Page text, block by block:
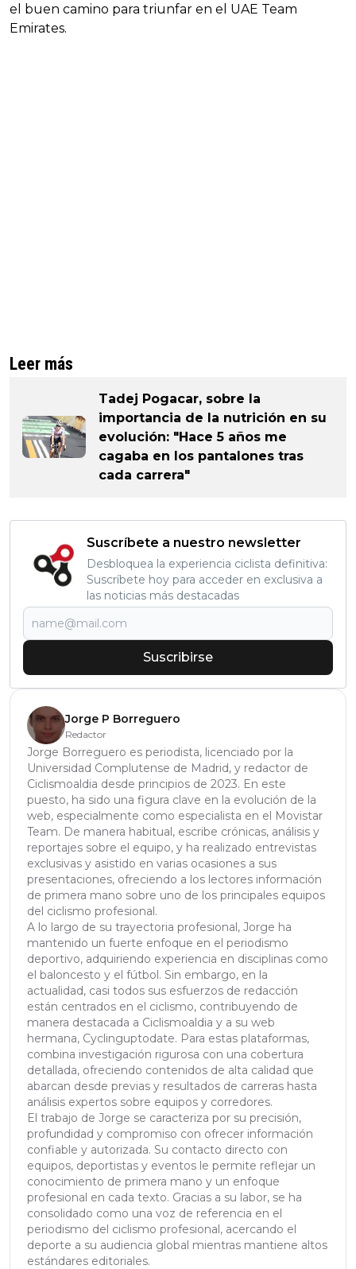
el buen camino para triunfar en el UAE Team
Emirates.
Leer más
Tadej Pogacar, sobre la
importancia de la nutrición en su
evolución: "Hace 5 años me
cagaba en los pantalones tras
cada carrera"
Suscríbete a nuestro newsletter
Desbloquea la experiencia ciclista definitiva:
Suscríbete hoy para acceder en exclusiva a
las noticias más destacadas
Suscribirse
Jorge P Borreguero
Redactor
Jorge Borreguero es periodista, licenciado por la
Universidad Complutense de Madrid, y redactor de
Ciclismoaldia desde principios de 2023. En este
puesto, ha sido una figura clave en la evolución de la
web, especialmente como especialista en el Movistar
Team. De manera habitual, escribe crónicas, análisis y
reportajes sobre el equipo, y ha realizado entrevistas
exclusivas y asistido en varias ocasiones a sus
presentaciones, ofreciendo a los lectores información
de primera mano sobre uno de los principales equipos
del ciclismo profesional.
A lo largo de su trayectoria profesional, Jorge ha
mantenido un fuerte enfoque en el periodismo
deportivo, adquiriendo experiencia en disciplinas como
el baloncesto y el fútbol. Sin embargo, en la
actualidad, casi todos sus esfuerzos de redacción
están centrados en el ciclismo, contribuyendo de
manera destacada a Ciclismoaldia y a su web
hermana, Cyclinguptodate. Para estas plataformas,
combina investigación rigurosa con una cobertura
detallada, ofreciendo contenidos de alta calidad que
abarcan desde previas y resultados de carreras hasta
análisis expertos sobre equipos y corredores.
El trabajo de Jorge se caracteriza por su precisión,
profundidad y compromiso con ofrecer información
confiable y autorizada. Su contacto directo con
equipos, deportistas y eventos le permite reflejar un
conocimiento de primera mano y un enfoque
profesional en cada texto. Gracias a su labor, se ha
consolidado como una voz de referencia en el
periodismo del ciclismo profesional, acercando el
deporte a su audiencia global mientras mantiene altos
estándares editoriales.